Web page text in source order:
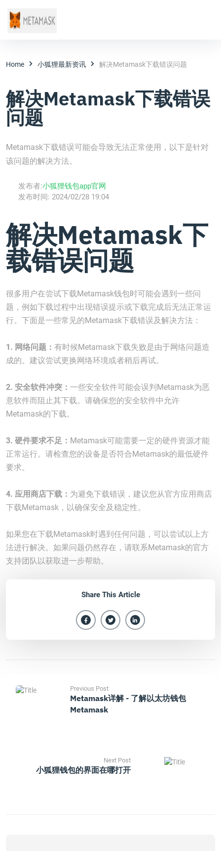
Home 小狐狸最新资讯 解决Metamask下载错误问题
解决Metamask下载错误
问题
Metamask下载错误可能会导致无法正常使用，以下是针对
该问题的解决方法。
发布者:小狐狸钱包app官网
发布时间: 2024/02/28 19:04
解决Metamask下
载错误问题
很多用户在尝试下载Metamask钱包时可能会遇到一些问
题，例如下载过程中出现错误提示或下载完成后无法正常运
行。下面是一些常见的Metamask下载错误及解决方法：
1. 网络问题： 有时候Metamask下载失败是由于网络问题造
成的。建议尝试更换网络环境或者稍后再试。
2. 安全软件冲突： 一些安全软件可能会误判Metamask为恶
意软件而阻止其下载。请确保您的安全软件中允许
Metamask的下载。
3. 硬件要求不足： Metamask可能需要一定的硬件资源才能
正常运行。请检查您的设备是否符合Metamask的最低硬件
要求。
4. 应用商店下载： 为避免下载错误，建议您从官方应用商店
下载Metamask，以确保安全及稳定性。
如果您在下载Metamask时遇到任何问题，可以尝试以上方
法进行解决。如果问题仍然存在，请联系Metamask的官方
支持团队以获取进一步帮助。
Share This Article
Previous Post
Metamask详解 - 了解以太坊钱包
Metamask
Next Post
小狐狸钱包的界面在哪打开